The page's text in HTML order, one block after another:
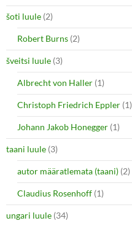
šoti luule (2)
Robert Burns (2)
šveitsi luule (3)
Albrecht von Haller (1)
Christoph Friedrich Eppler (1)
Johann Jakob Honegger (1)
taani luule (3)
autor määratlemata (taani) (2)
Claudius Rosenhoff (1)
ungari luule (34)